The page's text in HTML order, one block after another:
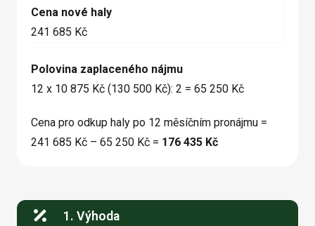
Cena nové haly
241 685 Kč
Polovina zaplaceného nájmu
12 x 10 875 Kč (130 500 Kč): 2 = 65 250 Kč
Cena pro odkup haly po 12 měsíčním pronájmu =
241 685 Kč – 65 250 Kč = 176 435 Kč
1. Výhoda